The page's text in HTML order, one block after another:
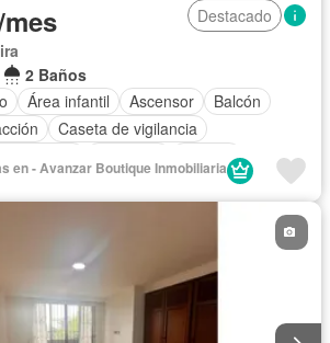
Destacado
2 Baños
Área infantil Ascensor
Balcón
Caseta de vigilancia
Jacuzzi
Permite mascotas
en - Avanzar Boutique Inmobiliaria